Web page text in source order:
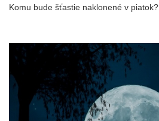
Komu bude šťastie naklonené v piatok?